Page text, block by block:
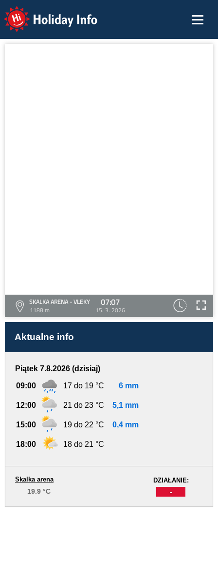
Holiday Info
SKALKA ARENA - VLEKY
1188 m
07:07
15. 3. 2026
Aktualne info
Piątek 7.8.2026 (dzisiaj)
09:00 17 do 19 °C 6 mm
12:00 21 do 23 °C 5,1 mm
15:00 19 do 22 °C 0,4 mm
18:00 18 do 21 °C
DZIAŁANIE:
-
Skalka arena
19.9 °C